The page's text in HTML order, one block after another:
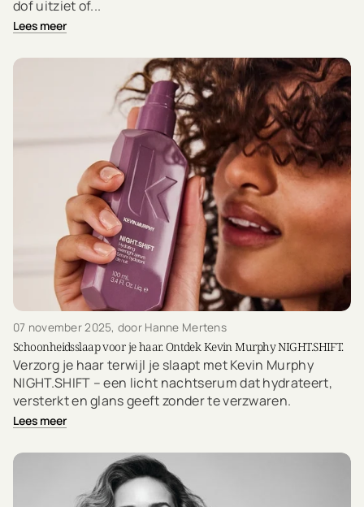
dof uitziet of...
Lees meer
07 november 2025, door Hanne Mertens
Schoonheidsslaap voor je haar. Ontdek Kevin Murphy NIGHT.SHIFT.
Verzorg je haar terwijl je slaapt met Kevin Murphy
NIGHT.SHIFT – een licht nachtserum dat hydrateert,
versterkt en glans geeft zonder te verzwaren.
Lees meer